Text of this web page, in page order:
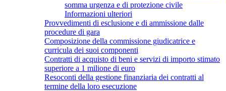
somma urgenza e di protezione civile
Informazioni ulteriori
Provvedimenti di esclusione e di ammissione dalle
procedure di gara
Composizione della commissione giudicatrice e
curricula dei suoi componenti
Contratti di acquisto di beni e servizi di importo stimato
superiore a 1 milione di euro
Resoconti della gestione finanziaria dei contratti al
termine della loro esecuzione